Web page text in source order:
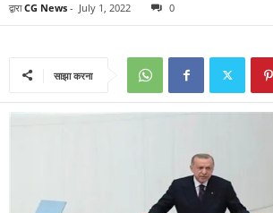
द्वारा CG News - July 1, 2022 0
साझा करना